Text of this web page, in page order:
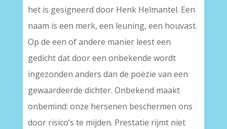
het is gesigneerd door Henk Helmantel. Een
naam is een merk, een leuning, een houvast.
Op de een of andere manier leest een
gedicht dat door een onbekende wordt
ingezonden anders dan de poëzie van een
gewaardeerde dichter. Onbekend maakt
onbemind: onze hersenen beschermen ons
door risico’s te mijden. Prestatie rijmt niet